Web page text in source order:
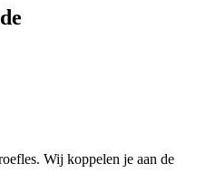
Wij koppelen je aan de